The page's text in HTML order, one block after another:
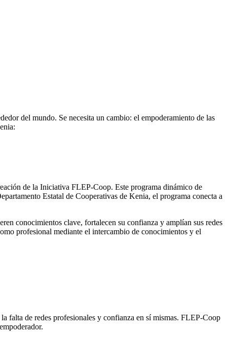
del mundo. Se necesita un cambio: el empoderamiento de las
de la Iniciativa FLEP-Coop. Este programa dinámico de
Estatal de Cooperativas de Kenia, el programa conecta a
conocimientos clave, fortalecen su confianza y amplían sus redes
profesional mediante el intercambio de conocimientos y el
falta de redes profesionales y confianza en sí mismas. FLEP-Coop